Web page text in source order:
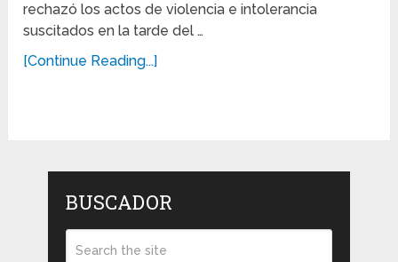
rechazó los actos de violencia e intolerancia
suscitados en la tarde del …
[Continue Reading...]
BUSCADOR